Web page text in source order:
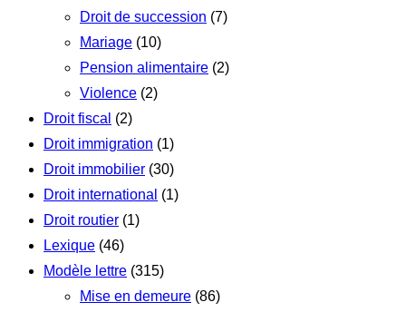
Droit de succession (7)
Mariage (10)
Pension alimentaire (2)
Violence (2)
Droit fiscal (2)
Droit immigration (1)
Droit immobilier (30)
Droit international (1)
Droit routier (1)
Lexique (46)
Modèle lettre (315)
Mise en demeure (86)